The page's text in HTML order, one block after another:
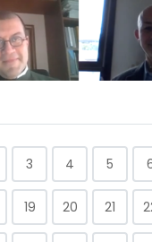
3 4 5
19 20 21